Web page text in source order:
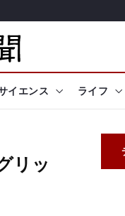
イエンス ライフ
リッ